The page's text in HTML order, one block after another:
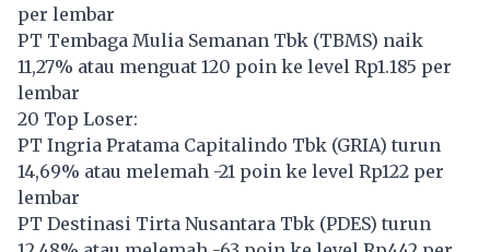
per lembar
PT Tembaga Mulia Semanan Tbk (TBMS) naik
11,27% atau menguat 120 poin ke level Rp1.185 per
lembar
20 Top Loser:
PT Ingria Pratama Capitalindo Tbk (GRIA) turun
14,69% atau melemah -21 poin ke level Rp122 per
lembar
PT Destinasi Tirta Nusantara Tbk (PDES) turun